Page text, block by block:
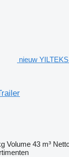
nieuw
Volume 43 m³